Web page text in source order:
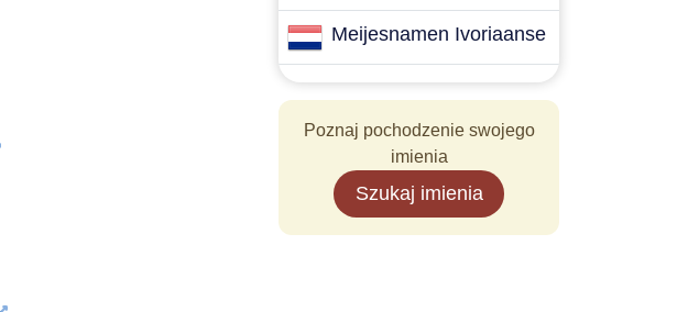
Meijesnamen Ivoriaanse
Poznaj pochodzenie swojego
imienia
Szukaj imienia